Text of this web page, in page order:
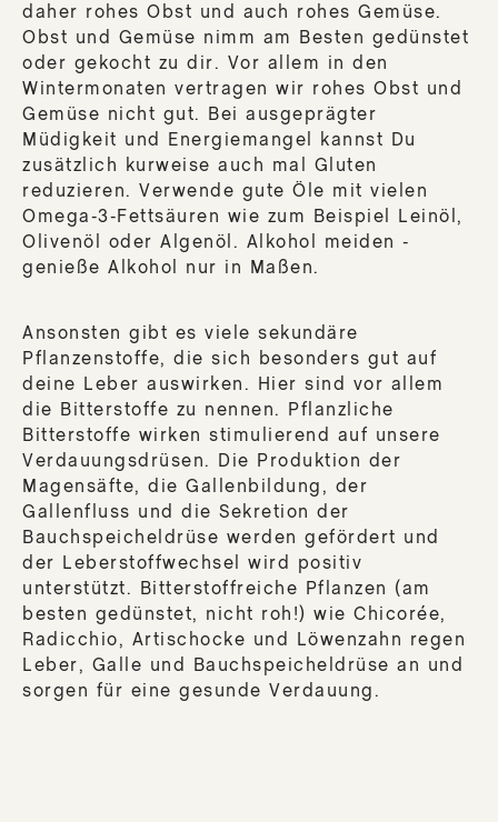
daher rohes Obst und auch rohes Gemüse.
Obst und Gemüse nimm am Besten gedünstet
oder gekocht zu dir. Vor allem in den
Wintermonaten vertragen wir rohes Obst und
Gemüse nicht gut. Bei ausgeprägter
Müdigkeit und Energiemangel kannst Du
zusätzlich kurweise auch mal Gluten
reduzieren. Verwende gute Öle mit vielen
Omega-3-Fettsäuren wie zum Beispiel Leinöl,
Olivenöl oder Algenöl. Alkohol meiden -
genieße Alkohol nur in Maßen.
Ansonsten gibt es viele sekundäre
Pflanzenstoffe, die sich besonders gut auf
deine Leber auswirken. Hier sind vor allem
die Bitterstoffe zu nennen. Pflanzliche
Bitterstoffe wirken stimulierend auf unsere
Verdauungsdrüsen. Die Produktion der
Magensäfte, die Gallenbildung, der
Gallenfluss und die Sekretion der
Bauchspeicheldrüse werden gefördert und
der Leberstoffwechsel wird positiv
unterstützt. Bitterstoffreiche Pflanzen (am
besten gedünstet, nicht roh!) wie Chicorée,
Radicchio, Artischocke und Löwenzahn regen
Leber, Galle und Bauchspeicheldrüse an und
sorgen für eine gesunde Verdauung.